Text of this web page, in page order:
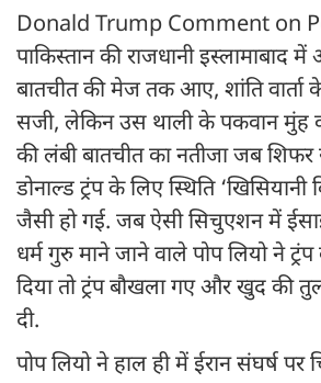
Donald Trump Comment on
पाकिस्तान की राजधानी इस्लामाबाद
बातचीत की मेज तक आए, शांति वार्ता
सजी, लेकिन उस थाली के पकवान मुंह
की लंबी बातचीत का नतीजा जब शिफर
डोनाल्ड ट्रंप के लिए स्थिति ‘खिसियानी
जैसी हो गई. जब ऐसी सिचुएशन में
धर्म गुरु माने जाने वाले पोप लियो ने
दिया तो ट्रंप बौखला गए और खुद की
दी.
पोप लियो ने हाल ही में ईरान संघर्ष पर